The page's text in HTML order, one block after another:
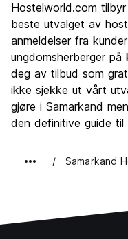
Hostelworld.com
beste utvalget av
anmeldelser fra
ungdomsherberger
deg av tilbud som
ikke sjekke ut vårt
gjøre i Samarkand
den definitive guide til
Samarkand